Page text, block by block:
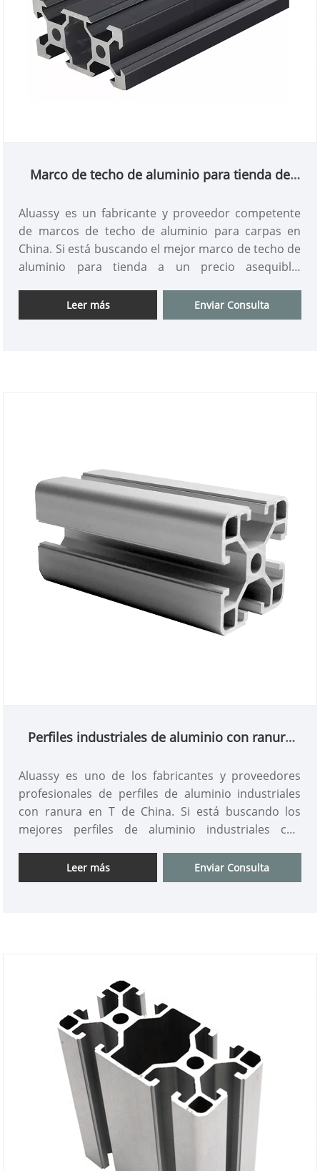
Marco de techo de aluminio para tienda de
Aluassy es un fabricante y proveedor competente
de marcos de techo de aluminio para carpas en
China. Si está buscando el mejor marco de techo de
aluminio para tienda a un precio asequible,
Leer más Enviar Consulta
Perfiles industriales de aluminio con ranura
Aluassy es uno de los fabricantes y proveedores
profesionales de perfiles de aluminio industriales
con ranura en T de China. Si está buscando los
mejores perfiles de aluminio industriales con
Leer más Enviar Consulta